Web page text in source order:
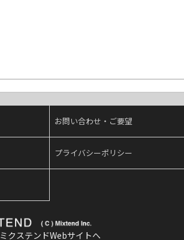
お問い合わせ・ご要望
プライバシーポリシー
ミクステンドWebサイトへ